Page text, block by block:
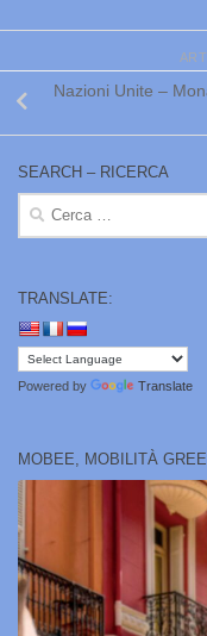
Nazioni Unite –
SEARCH – RICERCA
Ricerca
TRANSLATE:
Powered by Translate
MOBEE, MOBILITÀ